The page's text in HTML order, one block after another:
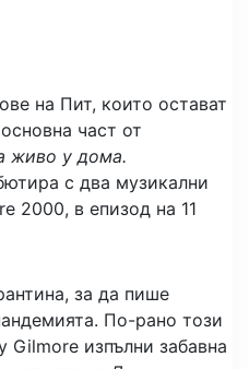
на Пит, които остават
част от
живо у дома.
с два музикални
2000, в епизод на 11
за да пише
По-рано този
Gilmore изпълни забавна